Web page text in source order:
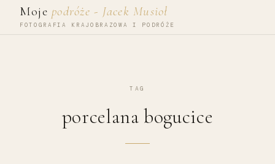
Przejdź do treści
Mojepodróże - Jacek Musioł
FOTOGRAFIA KRAJOBRAZOWA I PODRÓŻE
TAG
porcelana bogucice